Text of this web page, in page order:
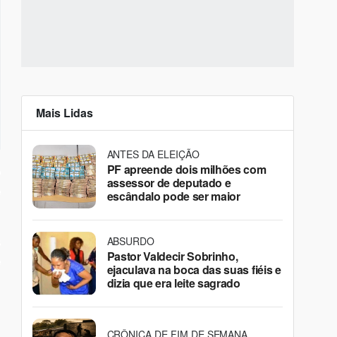
Mais Lidas
ANTES DA ELEIÇÃO
PF apreende dois milhões com
assessor de deputado e
escândalo pode ser maior
ABSURDO
Pastor Valdecir Sobrinho,
ejaculava na boca das suas fiéis e
dizia que era leite sagrado